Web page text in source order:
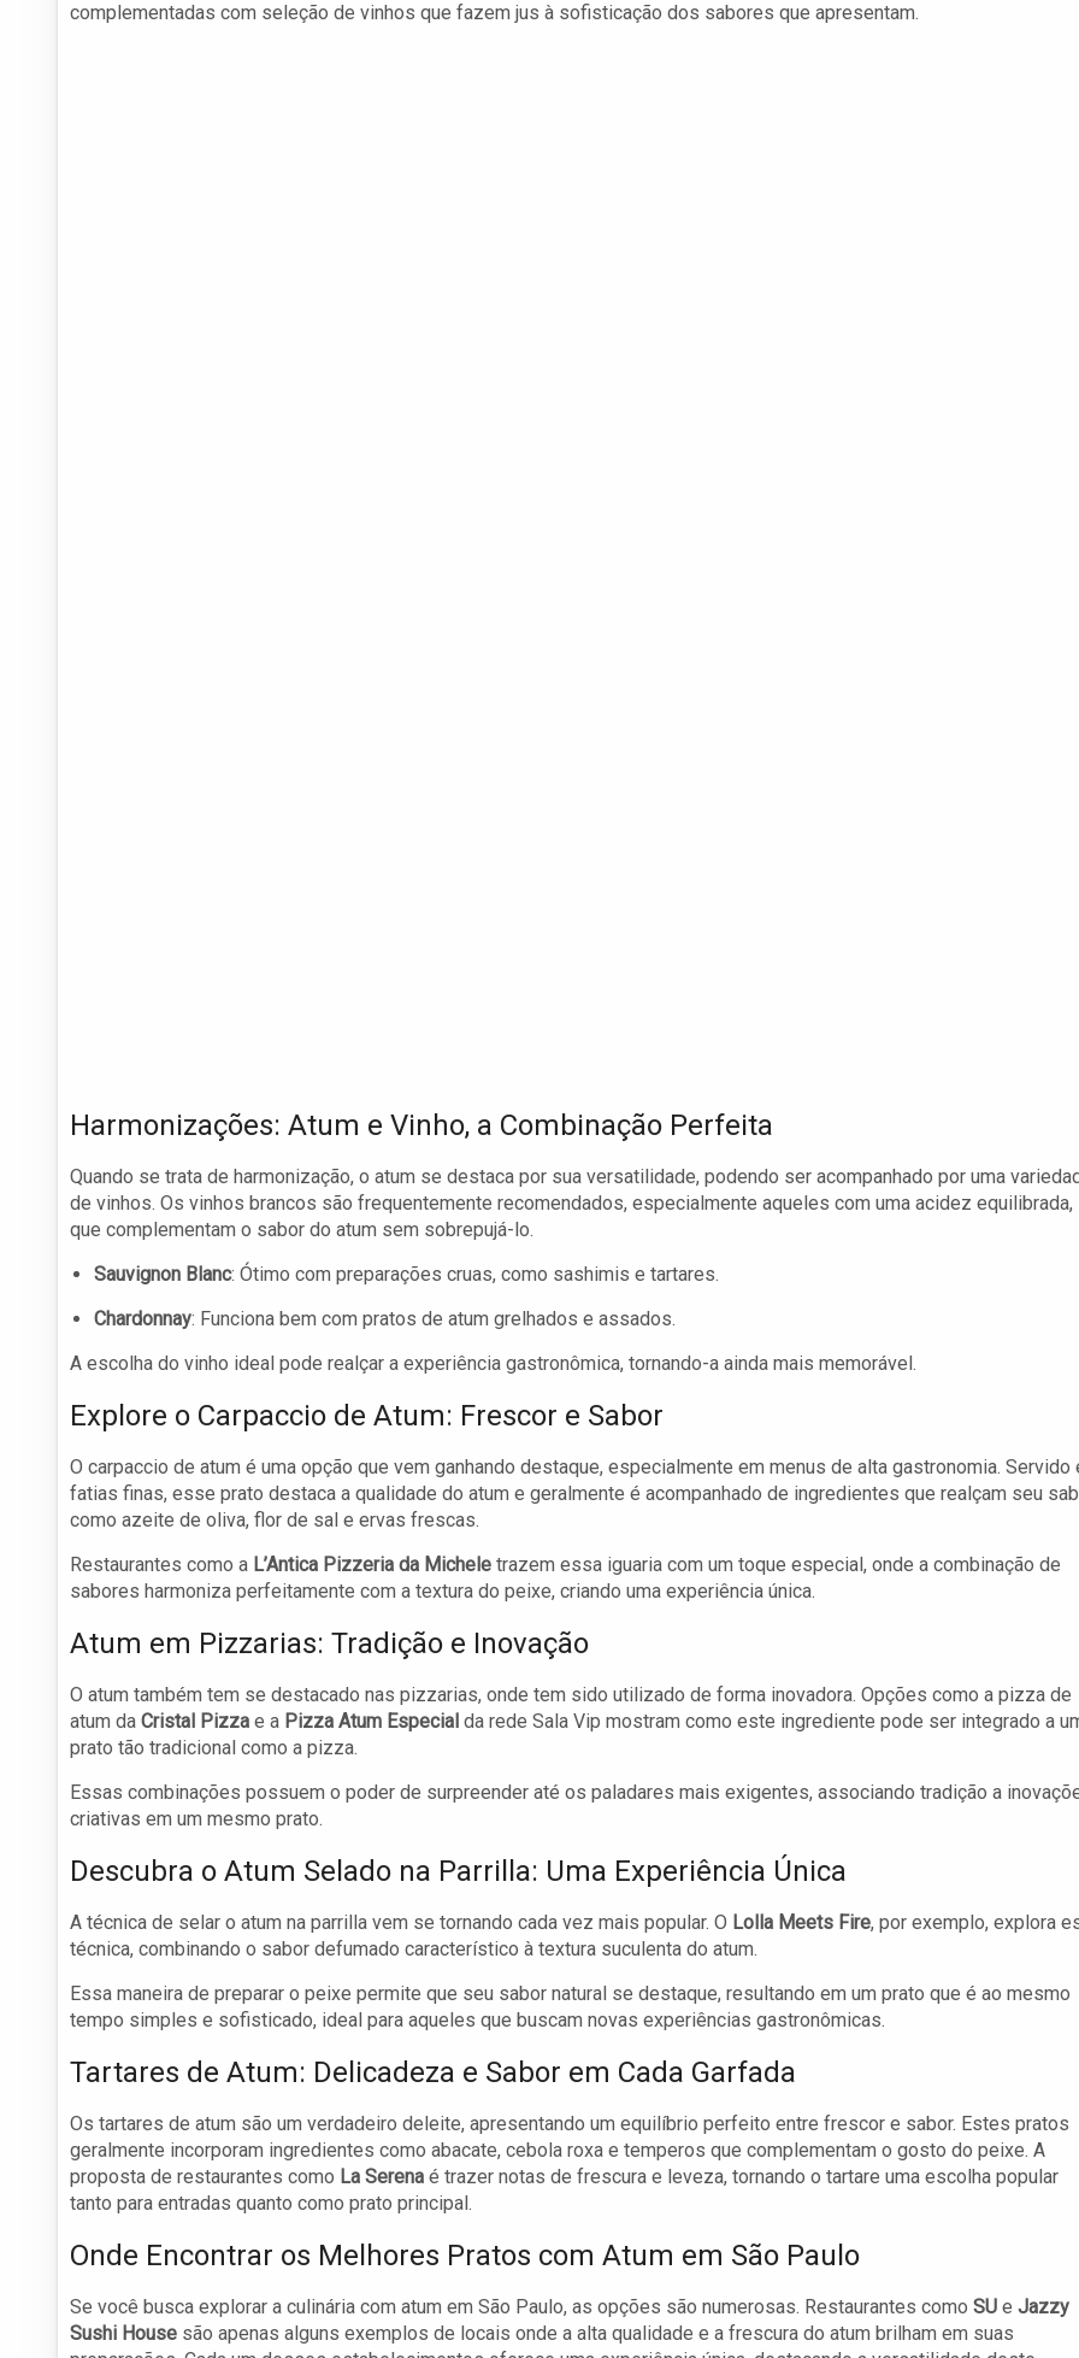
complementadas com seleção de vinhos que fazem jus à sofisticação dos sabores que apresentam.
Harmonizações: Atum e Vinho, a Combinação Perfeita
Quando se trata de harmonização, o atum se destaca por sua versatilidade, podendo ser acompanhado por uma
de vinhos. Os vinhos brancos são frequentemente recomendados, especialmente aqueles com uma acidez equilibrada,
que complementam o sabor do atum sem sobrepujá-lo.
Sauvignon Blanc: Ótimo com preparações cruas, como sashimis e tartares.
Chardonnay: Funciona bem com pratos de atum grelhados e assados.
A escolha do vinho ideal pode realçar a experiência gastronômica, tornando-a ainda mais memorável.
Explore o Carpaccio de Atum: Frescor e Sabor
O carpaccio de atum é uma opção que vem ganhando destaque, especialmente em menus de alta gastronomia. Servido
fatias finas, esse prato destaca a qualidade do atum e geralmente é acompanhado de ingredientes que realçam seu
como azeite de oliva, flor de sal e ervas frescas.
Restaurantes como a L’Antica Pizzeria da Michele trazem essa iguaria com um toque especial, onde a combinação de
sabores harmoniza perfeitamente com a textura do peixe, criando uma experiência única.
Atum em Pizzarias: Tradição e Inovação
O atum também tem se destacado nas pizzarias, onde tem sido utilizado de forma inovadora. Opções como a pizza de
atum da Cristal Pizza e a Pizza Atum Especial da rede Sala Vip mostram como este ingrediente pode ser integrado a
prato tão tradicional como a pizza.
Essas combinações possuem o poder de surpreender até os paladares mais exigentes, associando tradição a
criativas em um mesmo prato.
Descubra o Atum Selado na Parrilla: Uma Experiência Única
A técnica de selar o atum na parrilla vem se tornando cada vez mais popular. O Lolla Meets Fire, por exemplo, explora
técnica, combinando o sabor defumado característico à textura suculenta do atum.
Essa maneira de preparar o peixe permite que seu sabor natural se destaque, resultando em um prato que é ao mesmo
tempo simples e sofisticado, ideal para aqueles que buscam novas experiências gastronômicas.
Tartares de Atum: Delicadeza e Sabor em Cada Garfada
Os tartares de atum são um verdadeiro deleite, apresentando um equilíbrio perfeito entre frescor e sabor. Estes pratos
geralmente incorporam ingredientes como abacate, cebola roxa e temperos que complementam o gosto do peixe. A
proposta de restaurantes como La Serena é trazer notas de frescura e leveza, tornando o tartare uma escolha popular
tanto para entradas quanto como prato principal.
Onde Encontrar os Melhores Pratos com Atum em São Paulo
Se você busca explorar a culinária com atum em São Paulo, as opções são numerosas. Restaurantes como SU e Jazzy
Sushi House são apenas alguns exemplos de locais onde a alta qualidade e a frescura do atum brilham em suas